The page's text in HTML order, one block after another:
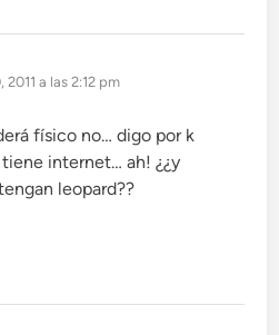
2011 a las 2:12 pm
físico no… digo por k
internet… ah! ¿¿y
leopard??